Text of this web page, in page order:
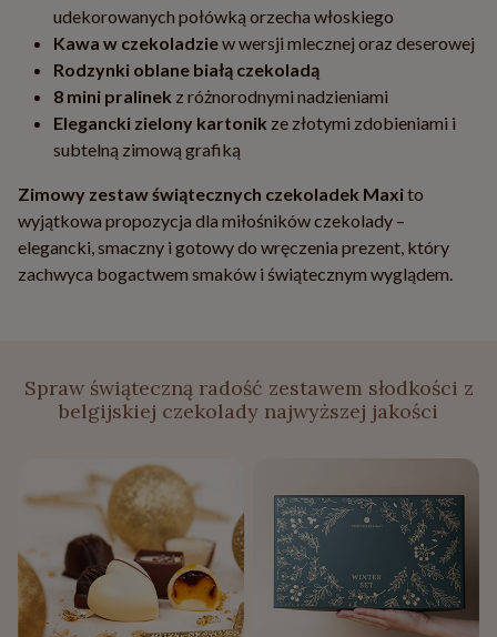
udekorowanych połówką orzecha włoskiego
Kawa w czekoladziew wersji mlecznej oraz deserowej
Rodzynki oblane białą czekoladą
8 mini pralinek z różnorodnymi nadzieniami
Elegancki zielony kartonik ze złotymi zdobieniami i
subtelną zimową grafiką
Zimowy zestaw świątecznych czekoladek Maxito
wyjątkowa propozycja dla miłośników czekolady –
elegancki, smaczny i gotowy do wręczenia prezent, który
zachwyca bogactwem smaków i świątecznym wyglądem.
Spraw świąteczną radość zestawem słodkości z
belgijskiej czekolady najwyższej jakości